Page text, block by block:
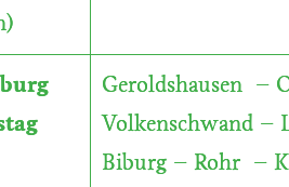
Geroldshausen –
Volkenschwand –
Biburg – Rohr –